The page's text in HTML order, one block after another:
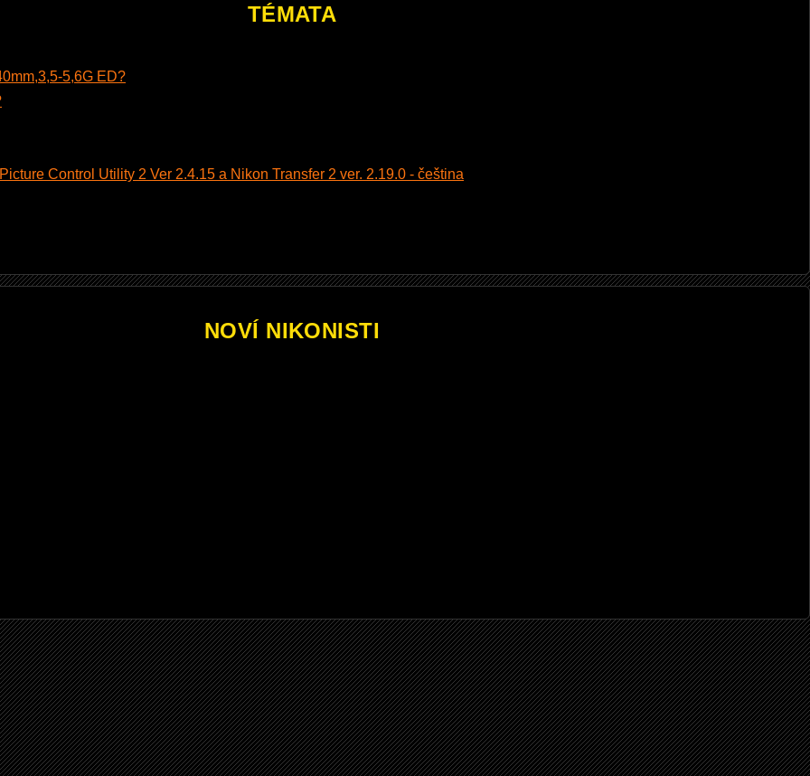
TÉMATA
5,6G ED?
Control Utility 2 Ver 2.4.15 a Nikon Transfer 2 ver. 2.19.0 - čeština
NOVÍ NIKONISTI